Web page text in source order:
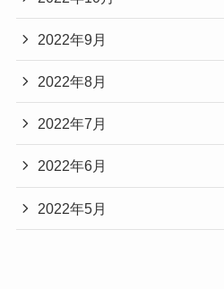
2022年9月
2022年8月
2022年7月
2022年6月
2022年5月